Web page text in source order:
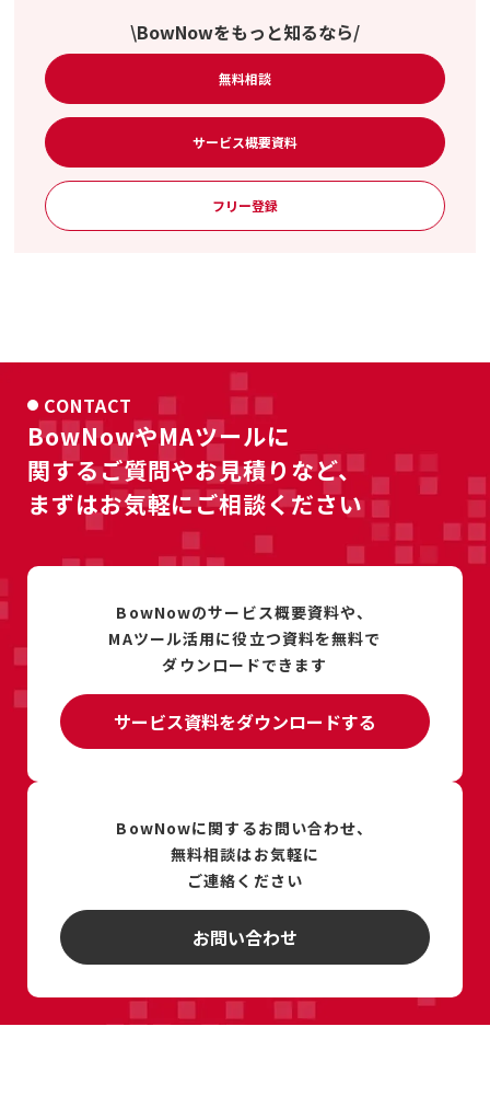
\BowNowをもっと知るなら/
無料相談
サービス概要資料
フリー登録
CONTACT
BowNowやMAツールに
関するご質問やお見積りなど、
まずはお気軽にご相談ください
BowNowのサービス概要資料や、
MAツール活用に役立つ資料を無料で
ダウンロードできます
サービス資料をダウンロードする
BowNowに関するお問い合わせ、
無料相談はお気軽に
ご連絡ください
お問い合わせ